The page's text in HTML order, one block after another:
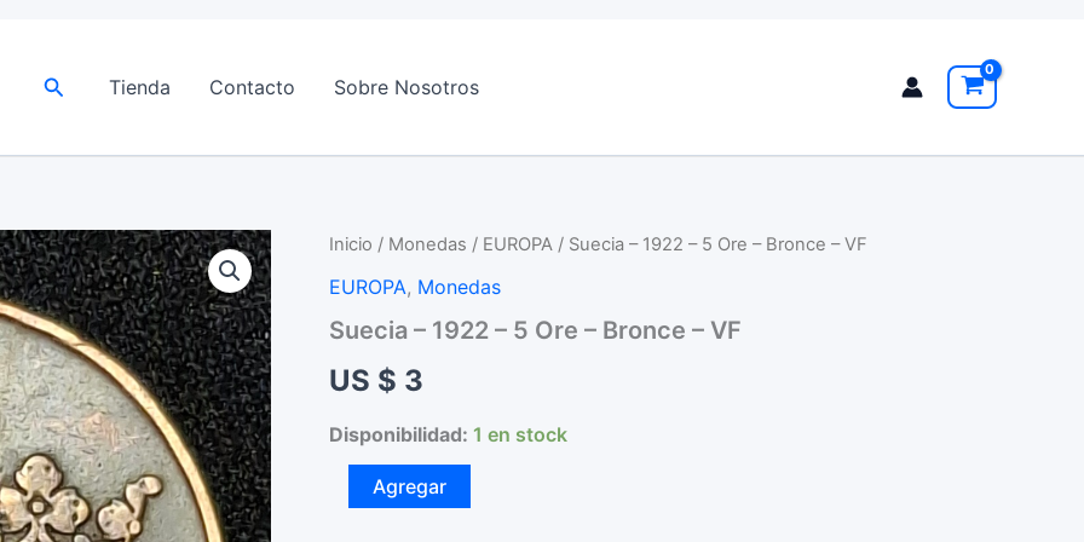
BuscarTienda Contacto Sobre Nosotros
Inicio / Monedas / EUROPA / Suecia – 1922 – 5 Ore – Bronce – VF
EUROPA, Monedas
Suecia – 1922 – 5 Ore – Bronce – VF
US $ 3
Disponibilidad: 1 en stock
SueciaAgregar